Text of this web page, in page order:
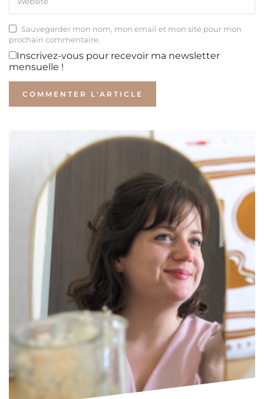
Sauvegarder mon nom, mon email et mon site pour mon
prochain commentaire.
Inscrivez-vous pour recevoir ma newsletter
mensuelle !